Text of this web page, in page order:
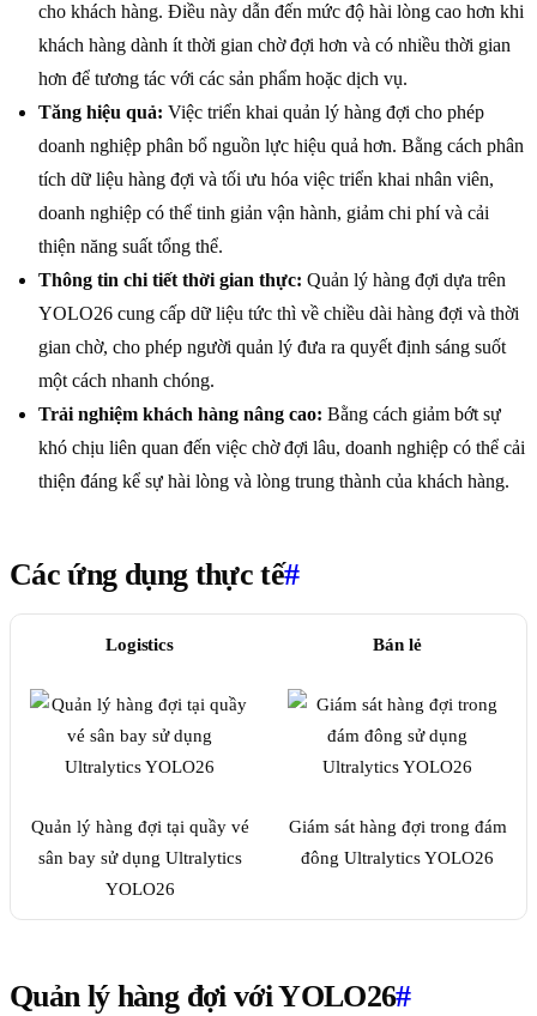
cho khách hàng. Điều này dẫn đến mức độ hài lòng cao hơn khi
khách hàng dành ít thời gian chờ đợi hơn và có nhiều thời gian
hơn để tương tác với các sản phẩm hoặc dịch vụ.
Tăng hiệu quả: Việc triển khai quản lý hàng đợi cho phép
doanh nghiệp phân bổ nguồn lực hiệu quả hơn. Bằng cách phân
tích dữ liệu hàng đợi và tối ưu hóa việc triển khai nhân viên,
doanh nghiệp có thể tinh giản vận hành, giảm chi phí và cải
thiện năng suất tổng thể.
Thông tin chi tiết thời gian thực: Quản lý hàng đợi dựa trên
YOLO26 cung cấp dữ liệu tức thì về chiều dài hàng đợi và thời
gian chờ, cho phép người quản lý đưa ra quyết định sáng suốt
một cách nhanh chóng.
Trải nghiệm khách hàng nâng cao: Bằng cách giảm bớt sự
khó chịu liên quan đến việc chờ đợi lâu, doanh nghiệp có thể cải
thiện đáng kể sự hài lòng và lòng trung thành của khách hàng.
Các ứng dụng thực tế#
Logistics Bán lẻ
Quản lý hàng đợi tại quầy vé
sân bay sử dụng Ultralytics
YOLO26
Giám sát hàng đợi trong đám
đông Ultralytics YOLO26
Quản lý hàng đợi với YOLO26#